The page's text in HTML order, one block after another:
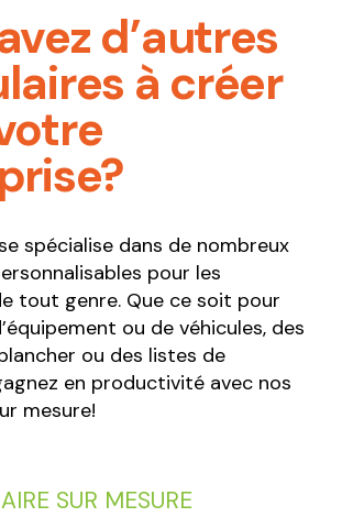
d’autres
à créer
spécialise dans de nombreux
pour les
tout genre. Que ce soit pour
ou de véhicules, des
ou des listes de
en productivité avec nos
mesure!
SUR MESURE